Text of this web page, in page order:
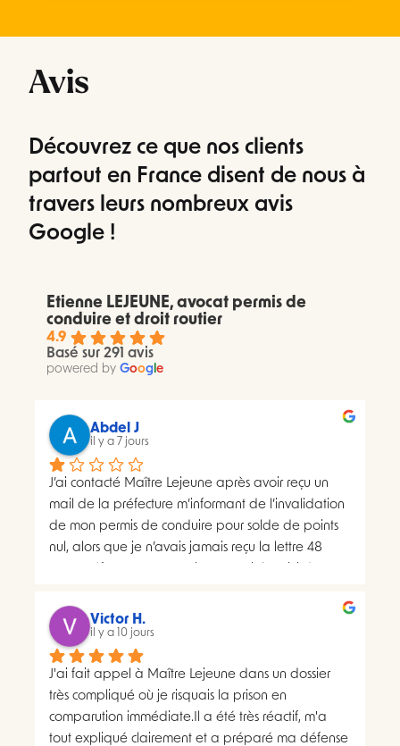
Avis
Découvrez ce que nos clients
partout en France disent de nous à
travers leurs nombreux avis
Google !
Etienne LEJEUNE, avocat permis de
conduire et droit routier
4.9
Basé sur 291 avis
powered by Goog e
Abdel J
il y a 7 jours
J’ai contacté Maître Lejeune après avoir reçu un
mail de la préfecture m’informant de l’invalidation
de mon permis de conduire pour solde de points
nul, alors que je n’avais jamais reçu la lettre 48
distributions à deux dates différentes, ce qui me
semblait présenter une anomalie nécessitant une
analyse juridique.Après avoir consulté les
nombreux avis positifs concernant Maître Lejeune,
je lui ai envoyé par courriel l’intégralité de mon
dossier. Je lui ai également demandé, à plusieurs
reprises, de m’indiquer clairement le montant de
Victor H.
il y a 10 jours
J'ai fait appel à Maître Lejeune dans un dossier
très compliqué où je risquais la prison en
comparution immédiate.Il a été très réactif, m'a
tout expliqué clairement et a préparé ma défense